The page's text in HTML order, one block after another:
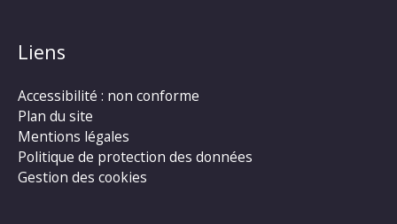
Liens
Accessibilité : non conforme
Plan du site
Mentions légales
Politique de protection des données
Gestion des cookies